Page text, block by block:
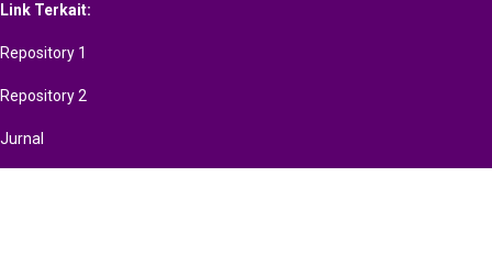
Link Terkait:
Repository 1
Repository 2
Jurnal